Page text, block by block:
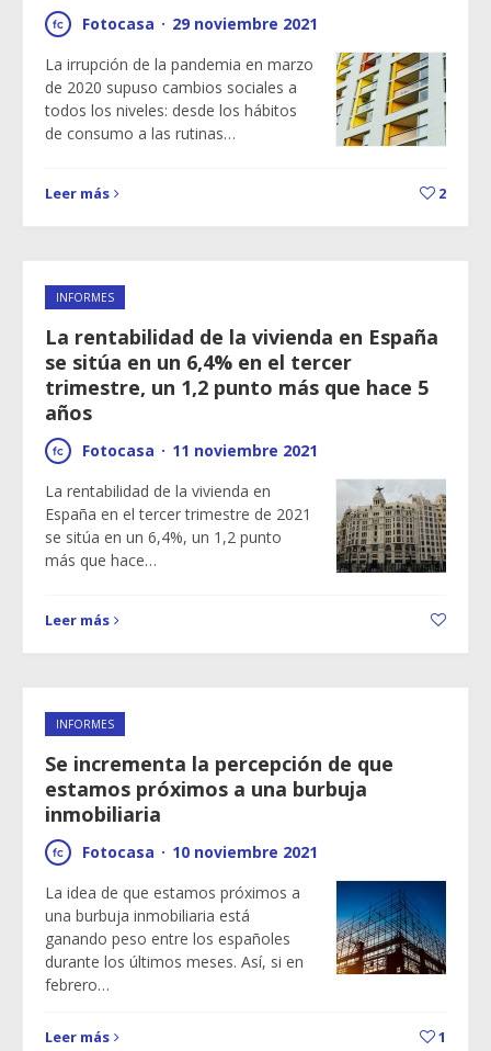
Fotocasa · 29 noviembre 2021
La irrupción de la pandemia en marzo
de 2020 supuso cambios sociales a
todos los niveles: desde los hábitos
de consumo a las rutinas…
Leer más 2
INFORMES
La rentabilidad de la vivienda en España
se sitúa en un 6,4% en el tercer
trimestre, un 1,2 punto más que hace 5
años
Fotocasa · 11 noviembre 2021
La rentabilidad de la vivienda en
España en el tercer trimestre de 2021
se sitúa en un 6,4%, un 1,2 punto
más que hace…
Leer más
INFORMES
Se incrementa la percepción de que
estamos próximos a una burbuja
inmobiliaria
Fotocasa · 10 noviembre 2021
La idea de que estamos próximos a
una burbuja inmobiliaria está
ganando peso entre los españoles
durante los últimos meses. Así, si en
febrero…
Leer más 1